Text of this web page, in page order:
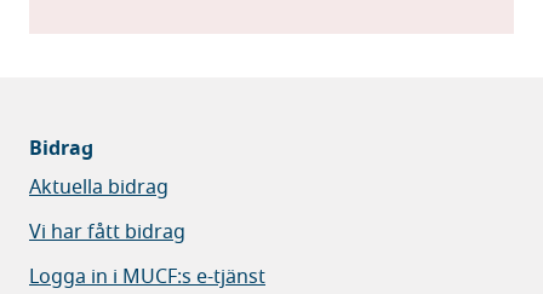
Bidrag
Aktuella bidrag
Vi har fått bidrag
Logga in i MUCF:s e-tjänst